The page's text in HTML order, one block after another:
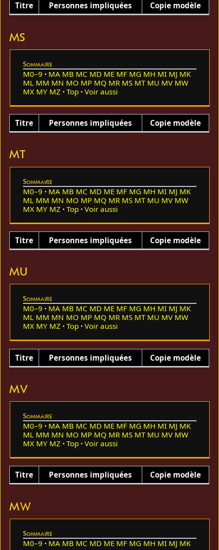
Titre Personnes impliquées Copie modèle
MS
Sommaire
M0–9 MA MB MC MD ME MF MG MH MI MJ MK
ML MM MN MO MP MQ MR MS MT MU MV MW
MX MY MZ Top Voir aussi
Titre Personnes impliquées Copie modèle
MT
Sommaire
M0–9 MA MB MC MD ME MF MG MH MI MJ MK
ML MM MN MO MP MQ MR MS MT MU MV MW
MX MY MZ Top Voir aussi
Titre Personnes impliquées Copie modèle
MU
Sommaire
M0–9 MA MB MC MD ME MF MG MH MI MJ MK
ML MM MN MO MP MQ MR MS MT MU MV MW
MX MY MZ Top Voir aussi
Titre Personnes impliquées Copie modèle
MV
Sommaire
M0–9 MA MB MC MD ME MF MG MH MI MJ MK
ML MM MN MO MP MQ MR MS MT MU MV MW
MX MY MZ Top Voir aussi
Titre Personnes impliquées Copie modèle
MW
Sommaire
M0–9 MA MB MC MD ME MF MG MH MI MJ MK